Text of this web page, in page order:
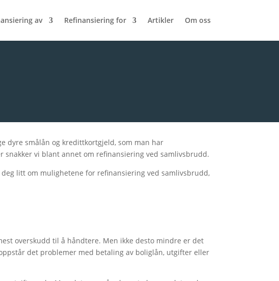
av Refinansiering for Artikler Om oss
dyre smålån og kredittkortgjeld, som man har
snakker vi blant annet om refinansiering ved samlivsbrudd.
litt om mulighetene for refinansiering ved samlivsbrudd,
overskudd til å håndtere. Men ikke desto mindre er det
det problemer med betaling av boliglån, utgifter eller